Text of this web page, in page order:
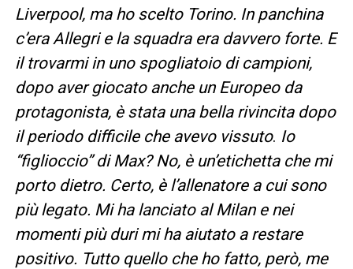
Liverpool, ma ho scelto Torino. In panchina
c’era Allegri e la squadra era davvero forte. E
il trovarmi in uno spogliatoio di campioni,
dopo aver giocato anche un Europeo da
protagonista, è stata una bella rivincita dopo
il periodo difficile che avevo vissuto. Io
“figlioccio” di Max? No, è un’etichetta che mi
porto dietro. Certo, è l’allenatore a cui sono
più legato. Mi ha lanciato al Milan e nei
momenti più duri mi ha aiutato a restare
positivo. Tutto quello che ho fatto, però, me